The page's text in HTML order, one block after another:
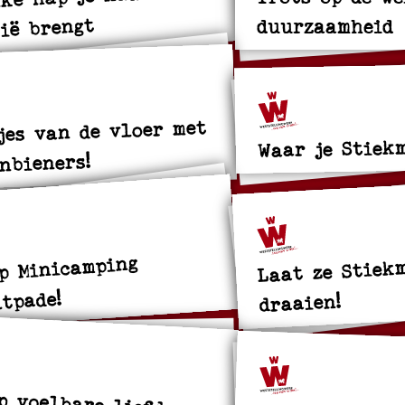
brengt
duurzaamheid
van de vloer met Waar je
Minicamping Laat ze
draaien!